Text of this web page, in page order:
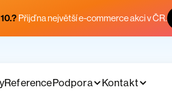
Přijď na největší e-commerce akci v ČR.
ReferencePodpora Kontakt